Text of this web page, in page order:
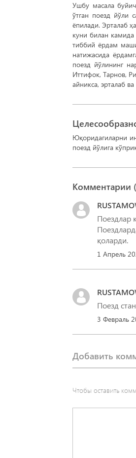
Ушбу масала
ўтган поезд йўли
ёпилади. Эрталаб
куни билан
тиббий ёрдам
натижасида
поезд йўлининг
Иттифок, Тарнов,
айникса, эрталаб
Юқоридагиларни
поезд йўлига
Комментарии (
Поездлар
қоларди.
1 Апрель
Поезд
3 Февраль
Добавить
Чтобы оставить